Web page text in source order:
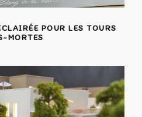
POUR LES TOURS
MORTES